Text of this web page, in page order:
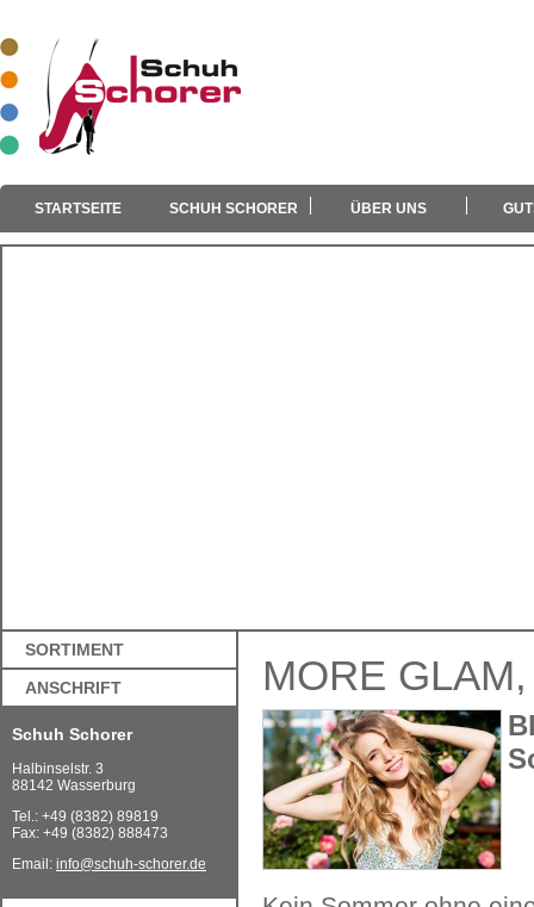
STARTSEITE SCHUH SCHORER ÜBER UNS
SORTIMENT
ANSCHRIFT
Schuh Schorer
Halbinselstr. 3
88142 Wasserburg
Tel.: +49 (8382) 89819
Fax: +49 (8382) 888473
Email: info@schuh-schorer.de
MORE